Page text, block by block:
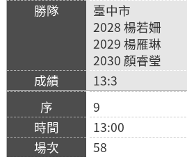
臺中市
2028 楊若姍
2029 楊雁琳
2030 顏睿瑩
13:3
9
13:00
58